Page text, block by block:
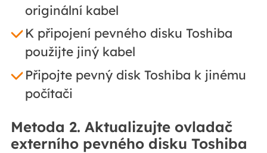
originální kabel
K připojení pevného disku Toshiba
použijte jiný kabel
Připojte pevný disk Toshiba k jinému
počítači
Metoda 2. Aktualizujte ovladač
externího pevného disku Toshiba